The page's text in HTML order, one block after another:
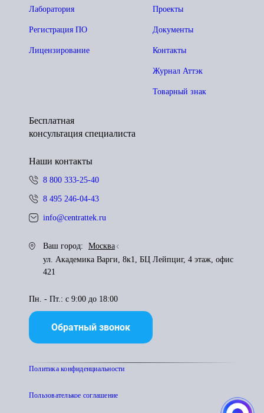
Проекты
Документы
Контакты
Журнал Аттэк
Товарный знак
Лаборатория
Регистрация ПО
Лицензирование
Бесплатная
консультация специалиста
Наши контакты
8 800 333-25-40
8 495 246-04-43
info@centrattek.ru
Ваш город:
Москва
ул. Академика Варги, 8к1, БЦ Лейпциг, 4 этаж, офис
421
Пн. - Пт.: с 9:00 до 18:00
Обратный звонок
Политика конфиденциальности
Пользователькое соглашение